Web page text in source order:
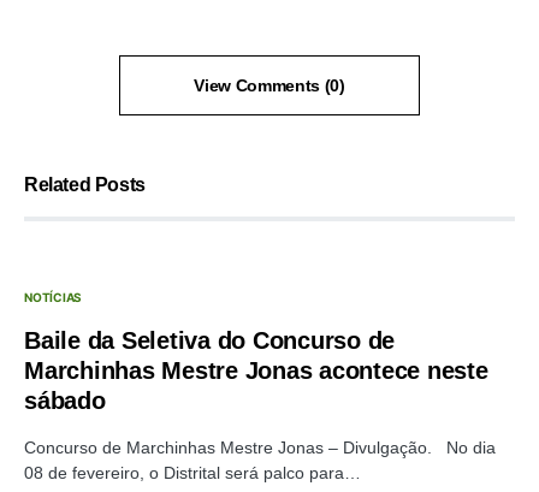
View Comments (0)
Related Posts
NOTÍCIAS
Baile da Seletiva do Concurso de
Marchinhas Mestre Jonas acontece neste
sábado
Concurso de Marchinhas Mestre Jonas – Divulgação. No dia
08 de fevereiro, o Distrital será palco para…